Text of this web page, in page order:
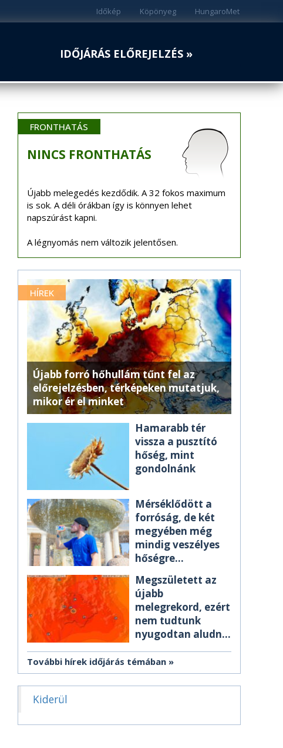
HungaroMet
Köpönyeg
Időkép
IDŐJÁRÁS ELŐREJELZÉS »
FRONTHATÁS
NINCS FRONTHATÁS
Újabb melegedés kezdődik. A 32 fokos maximum
is sok. A déli órákban így is könnyen lehet
napszúrást kapni.
A légnyomás nem változik jelentősen.
HÍREK
Újabb forró hőhullám tűnt fel az
előrejelzésben, térképeken mutatjuk,
mikor ér el minket
Hamarabb tér
vissza a pusztító
hőség, mint
gondolnánk
Mérséklődött a
forróság, de két
megyében még
mindig veszélyes
hőségre
Megszületett az
újabb
melegrekord, ezért
nem tudtunk
nyugodtan aludni
További hírek időjárás témában
Kiderül